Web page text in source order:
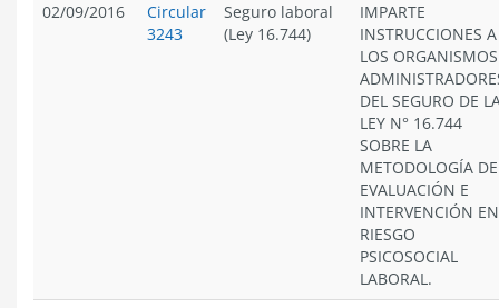
02/09/2016
Circular
3243
Seguro laboral
(Ley 16.744)
IMPARTE
INSTRUCCIONES A
LOS ORGANISMOS
DEL SEGURO DE
LEY N° 16.744
SOBRE LA
METODOLOGÍA DE
EVALUACIÓN E
INTERVENCIÓN EN
RIESGO
PSICOSOCIAL
LABORAL.